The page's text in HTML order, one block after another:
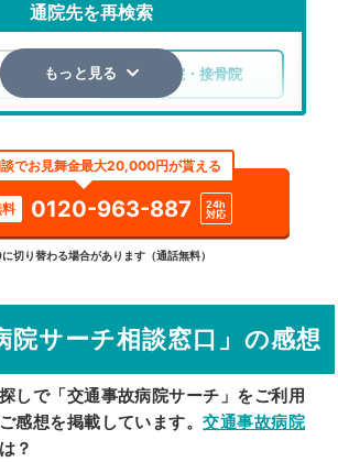
通院先を再検索
整骨院・接骨院
検索する
詳細条件で絞り込む
探す 院名から探す
もっと見る
でお見舞金最大20,000円が貰える
0120-963-887
24h
対応
切り替わる場合があります（通話無料）
院サーチ相談窓口」の感想
しで「交通事故病院サーチ」をご利用
感想を掲載しています。交通事故病院
？